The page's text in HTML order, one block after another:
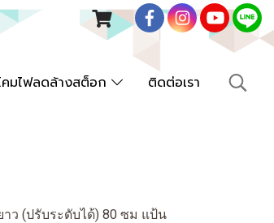
คมไฟลดล้างสต็อก ติดต่อเรา
ว (ปรับระดับได้) 80 ซม แป้น